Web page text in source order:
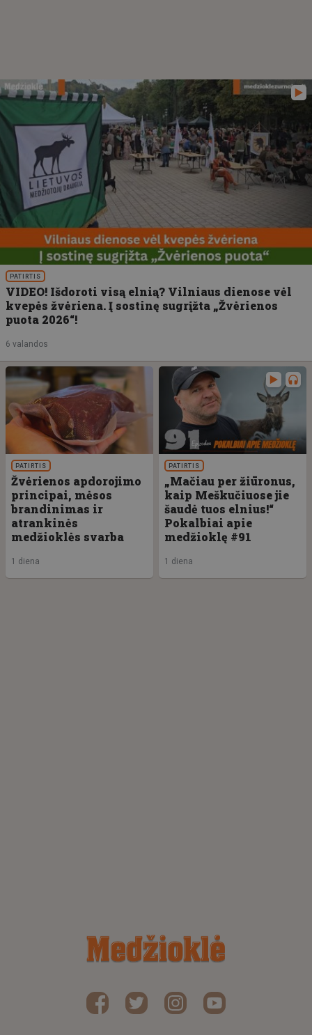
PATIRTIS
VIDEO! Išdoroti visą elnią? Vilniaus dienose vėl
kvepės žvėriena. Į sostinę sugrįžta „Žvėrienos
puota 2026“!
6 valandos
PATIRTIS
Žvėrienos apdorojimo
principai, mėsos
brandinimas ir
atrankinės
medžioklės svarba
1 diena
PATIRTIS
„Mačiau per žiūronus,
kaip Meškučiuose jie
šaudė tuos elnius!“
Pokalbiai apie
medžioklę #91
1 diena